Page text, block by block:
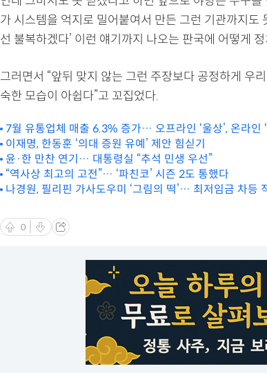
가 시스템을 억지로 밀어붙여서 만든 그런 기관까지도
선 불복하겠다’ 이런 얘기까지 나오는 판국에 어떻게
그러면서 “앞뒤 맞지 않는 그런 주장보다 공정하게 우
숙한 모습이 아쉽다”고 꼬집었다.
7월 유통업체 매출 6.3% 증가… 오프라인 ‘울상’, 온라인 ‘
이재명, 한동훈 ‘의대 증원 유예’ 제안 힘싣기
윤·한 만찬 연기… 대통령실 “추석 민생 우선”
“역사상 최고의 고전”… ‘파친코’ 시즌 2도 통했다
나경원, 필리핀 가사도우미 ‘그림의 떡’… 최저임금 차등
0